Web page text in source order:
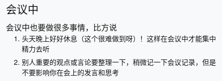
会议中
会议中也要做很多事情，比方说
头天晚上好好休息（这个很难做到呀）！这样在会议中才能集中
精力去听
别人重要的观点或言论要整理一下，稍微记一下会议记录，但是
不要影响你在会上的发言和思考